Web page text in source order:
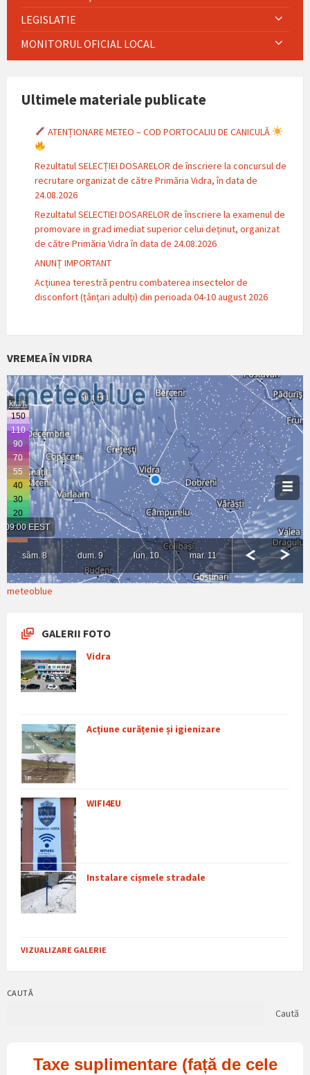
LEGISLATIE
MONITORUL OFICIAL LOCAL
Ultimele materiale publicate
ATENȚIONARE METEO – COD PORTOCALIU DE CANICULĂ
Rezultatul SELECȚIEI DOSARELOR de înscriere la concursul de
recrutare organizat de către Primăria Vidra, în data de
24.08.2026
Rezultatul SELECTIEI DOSARELOR de înscriere la examenul de
promovare in grad imediat superior celui deținut, organizat
de către Primăria Vidra în data de 24.08.2026
ANUNȚ IMPORTANT
Acțiunea terestră pentru combaterea insectelor de
disconfort (țânțari adulți) din perioada 04-10 august 2026
VREMEA ÎN VIDRA
meteoblue
GALERII FOTO
Vidra
Acțiune curățenie și igienizare
WIFI4EU
Instalare cișmele stradale
VIZUALIZARE GALERIE
CAUTĂ
Caută
Taxe suplimentare (față de cele